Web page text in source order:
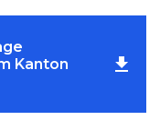
Kanton